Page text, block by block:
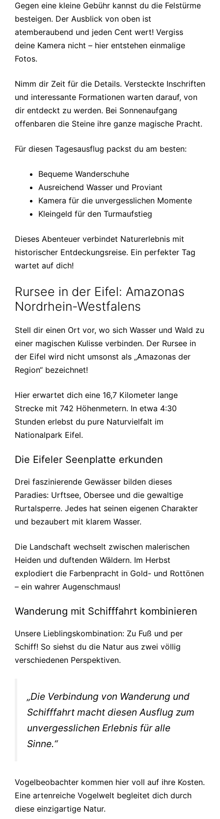
Gegen eine kleine Gebühr kannst du die Felstürme
besteigen. Der Ausblick von oben ist
atemberaubend und jeden Cent wert! Vergiss
deine Kamera nicht – hier entstehen einmalige
Fotos.
Nimm dir Zeit für die Details. Versteckte Inschriften
und interessante Formationen warten darauf, von
dir entdeckt zu werden. Bei Sonnenaufgang
offenbaren die Steine ihre ganze magische Pracht.
Für diesen Tagesausflug packst du am besten:
Bequeme Wanderschuhe
Ausreichend Wasser und Proviant
Kamera für die unvergesslichen Momente
Kleingeld für den Turmaufstieg
Dieses Abenteuer verbindet Naturerlebnis mit
historischer Entdeckungsreise. Ein perfekter Tag
wartet auf dich!
Rursee in der Eifel: Amazonas
Nordrhein-Westfalens
Stell dir einen Ort vor, wo sich Wasser und Wald zu
einer magischen Kulisse verbinden. Der Rursee in
der Eifel wird nicht umsonst als „Amazonas der
Region“ bezeichnet!
Hier erwartet dich eine 16,7 Kilometer lange
Strecke mit 742 Höhenmetern. In etwa 4:30
Stunden erlebst du pure Naturvielfalt im
Nationalpark Eifel.
Die Eifeler Seenplatte erkunden
Drei faszinierende Gewässer bilden dieses
Paradies: Urftsee, Obersee und die gewaltige
Rurtalsperre. Jedes hat seinen eigenen Charakter
und bezaubert mit klarem Wasser.
Die Landschaft wechselt zwischen malerischen
Heiden und duftenden Wäldern. Im Herbst
explodiert die Farbenpracht in Gold- und Rottönen
– ein wahrer Augenschmaus!
Wanderung mit Schifffahrt kombinieren
Unsere Lieblingskombination: Zu Fuß und per
Schiff! So siehst du die Natur aus zwei völlig
verschiedenen Perspektiven.
„Die Verbindung von Wanderung und
Schifffahrt macht diesen Ausflug zum
unvergesslichen Erlebnis für alle
Sinne.“
Vogelbeobachter kommen hier voll auf ihre Kosten.
Eine artenreiche Vogelwelt begleitet dich durch
diese einzigartige Natur.